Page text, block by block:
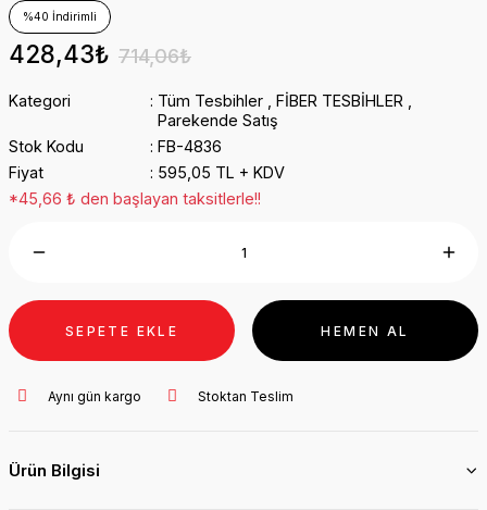
%40 İndirimli
428,43₺ 714,06₺
Kategori Tüm Tesbihler FİBER TESBİHLER
Parekende Satış
Stok Kodu
FB-4836
Fiyat
595,05 TL + KDV
*45,66 ₺ den başlayan taksitlerle!!
SEPETE EKLE HEMEN AL
Aynı gün kargo Stoktan Teslim
Ürün Bilgisi